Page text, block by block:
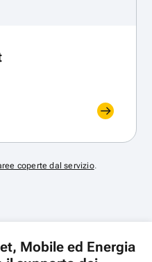
coperte dal servizio.
Mobile ed Energia